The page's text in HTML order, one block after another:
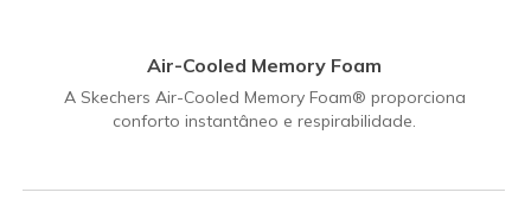
Air-Cooled Memory Foam
A Skechers Air-Cooled Memory Foam® proporciona
conforto instantâneo e respirabilidade.